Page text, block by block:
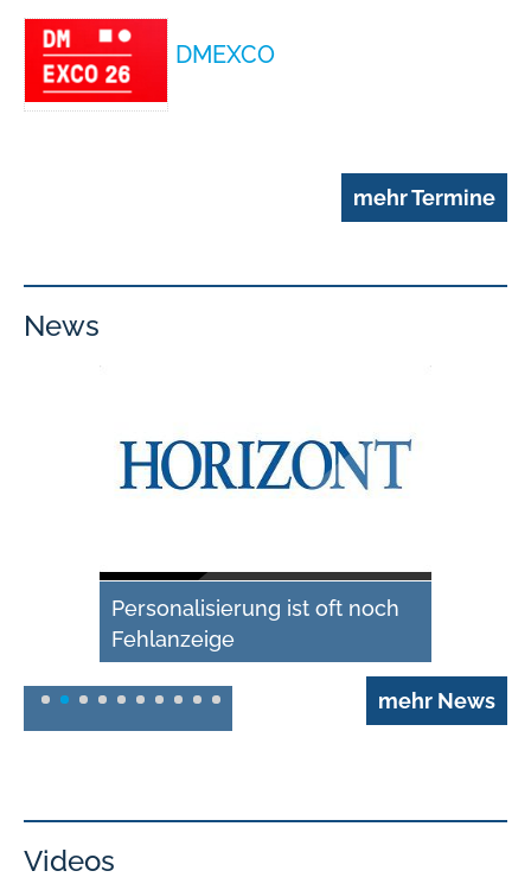
DMEXCO
mehr Termine
News
Personalisierung ist oft noch
Fehlanzeige
In der Personalisierung der
Kundenansprache gibt es
Digitalexperte Torsten
Schwarz, Inhaber der
mehr News
Videos